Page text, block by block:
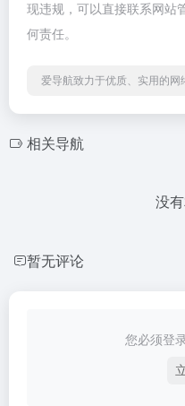
现违规，可以直接联系网站
何责任。
爱导航致力于优质、实用的网
相关导航
没
暂无评论
您必须登